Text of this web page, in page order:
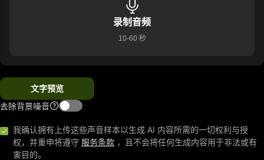
录制音频
10-60 秒
文字预览
去除背景噪音
我确认拥有上传这些声音样本以生成 AI 内容所需的一切权利与授
权，并重申将遵守 服务条款 ，且不会将任何生成内容用于非法或有
害目的。